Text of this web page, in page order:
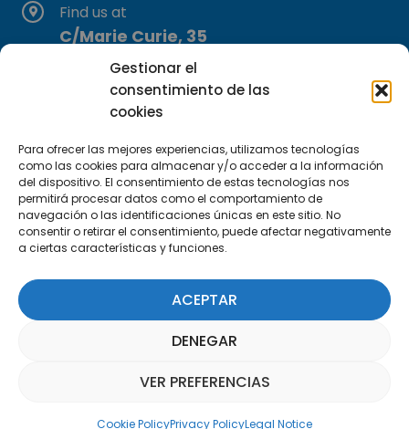
Gestionar el
consentimiento de las
cookies
Para ofrecer las mejores experiencias, utilizamos tecnologías
como las cookies para almacenar y/o acceder a la información
del dispositivo. El consentimiento de estas tecnologías nos
permitirá procesar datos como el comportamiento de
navegación o las identificaciones únicas en este sitio. No
consentir o retirar el consentimiento, puede afectar negativamente
a ciertas características y funciones.
ACEPTAR
DENEGAR
VER PREFERENCIAS
Cookie PolicyPrivacy PolicyLegal Notice
Find us at
C/Marie Curie, 35
29590 Campanillas, Málaga
Subscribe to our Newsletter
SUBSCRIBE HERE